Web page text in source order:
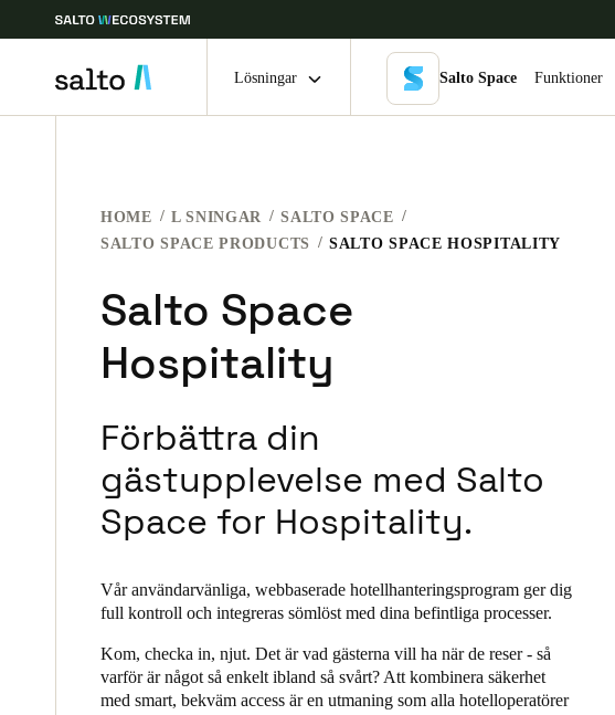
Global Europe North America
Sweden|Svenska
Germany
Français
Italiano
Russia
Russian
Czech Republic
Denmark
Lösningar Salto Space Funktioner
HOME L SNINGAR
SALTO SPACE
SALTO SPACE PRODUCTS
SALTO SPACE HOSPITALITY
Salto Space
Hospitality
Förbättra din
gästupplevelse med Salto
Space for Hospitality.
Vår användarvänliga, webbaserade hotellhanteringsprogram ger dig
full kontroll och integreras sömlöst med dina befintliga processer.
Kom, checka in, njut. Det är vad gästerna vill ha när de reser - så
varför är något så enkelt ibland så svårt? Att kombinera säkerhet
med smart, bekväm access är en utmaning som alla hotelloperatörer